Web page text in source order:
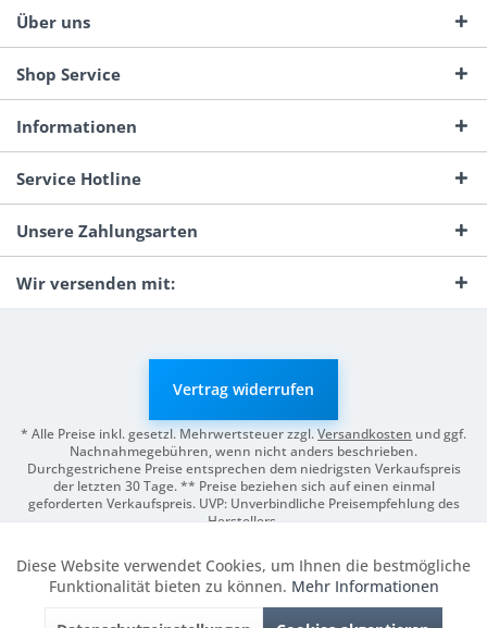
Über uns
Shop Service
Informationen
Service Hotline
Unsere Zahlungsarten
Wir versenden mit:
Vertrag widerrufen
* Alle Preise inkl. gesetzl. Mehrwertsteuer zzgl.Versandkosten und ggf.
Nachnahmegebühren, wenn nicht anders beschrieben.
Durchgestrichene Preise entsprechen dem niedrigsten Verkaufspreis
der letzten 30 Tage. ** Preise beziehen sich auf einen einmal
geforderten Verkaufspreis. UVP: Unverbindliche Preisempfehlung des
Herstellers.
Funktionale Aktiv
Diese Website verwendet Cookies, um Ihnen die bestmögliche
Funktionalität bieten zu können. Mehr Informationen